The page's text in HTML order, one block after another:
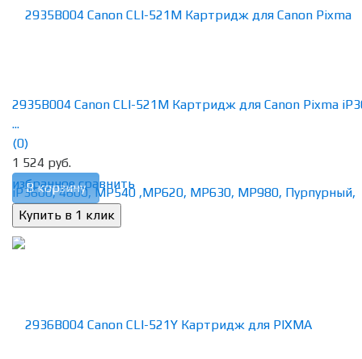
избранное сравнить
2935B004 Canon CLI-521M Картридж для Canon Pixma
...
(0)
1 524 руб.
В корзину